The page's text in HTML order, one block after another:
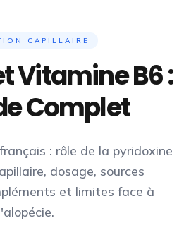
CAPILLAIRE
Vitamine B6 :
Complet
: rôle de la pyridoxine
dosage, sources
et limites face à